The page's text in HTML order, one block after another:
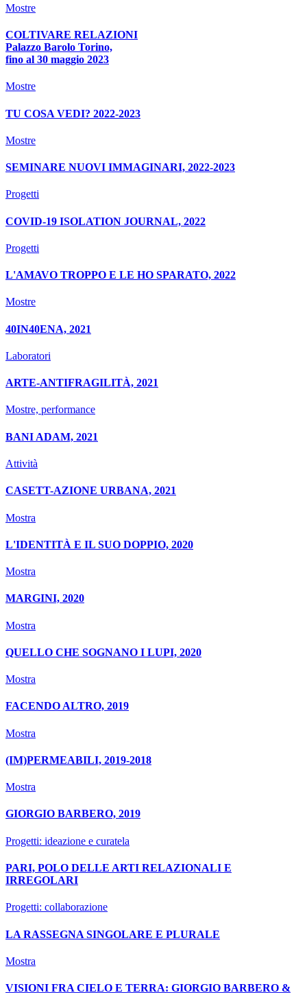
Mostre
COLTIVARE RELAZIONI
Palazzo Barolo Torino,
fino al 30 maggio 2023
Mostre
TU COSA VEDI? 2022-2023
Mostre
SEMINARE NUOVI IMMAGINARI, 2022-2023
Progetti
COVID-19 ISOLATION JOURNAL, 2022
Progetti
L'AMAVO TROPPO E LE HO SPARATO, 2022
Mostre
40IN40ENA, 2021
Laboratori
ARTE-ANTIFRAGILITÀ, 2021
Mostre, performance
BANI ADAM, 2021
Attività
CASETT-AZIONE URBANA, 2021
Mostra
L'IDENTITÀ E IL SUO DOPPIO, 2020
Mostra
MARGINI, 2020
Mostra
QUELLO CHE SOGNANO I LUPI, 2020
Mostra
FACENDO ALTRO, 2019
Mostra
(IM)PERMEABILI, 2019-2018
Mostra
GIORGIO BARBERO, 2019
Progetti: ideazione e curatela
PARI, POLO DELLE ARTI RELAZIONALI E
IRREGOLARI
Progetti: collaborazione
LA RASSEGNA SINGOLARE E PLURALE
Mostra
VISIONI FRA CIELO E TERRA: GIORGIO BARBERO &